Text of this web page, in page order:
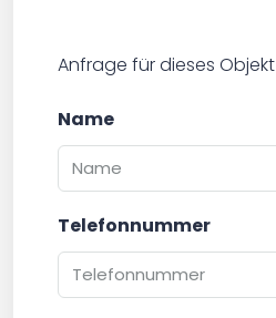
Anfrage für dieses Objekt
Name
Telefonnummer